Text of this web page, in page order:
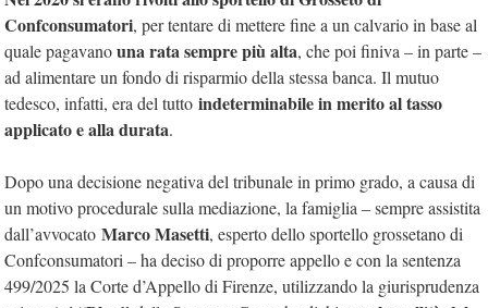
Confconsumatori, per tentare di mettere fine a un calvario in base al
quale pagavanouna rata sempre più alta, che poi finiva – in parte –
ad alimentare un fondo di risparmio della stessa banca. Il mutuo
tedesco, infatti, era del tutto indeterminabile in merito al tasso
applicato e alla durata.
Dopo una decisione negativa del tribunale in primo grado, a causa di
un motivo procedurale sulla mediazione, la famiglia – sempre assistita
dall’avvocato Marco Masetti, esperto dello sportello grossetano di
Confconsumatori – ha deciso di proporre appello e con la sentenza
499/2025 la Corte d’Appello di Firenze, utilizzando la giurisprudenza